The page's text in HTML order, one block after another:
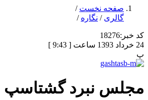
صفحه نخست /
گالری / نگاره /
کد خبر:18276
24 خرداد 1393 ساعت [ 9:43 ]
پ
مجلس نبرد گشتاسپ